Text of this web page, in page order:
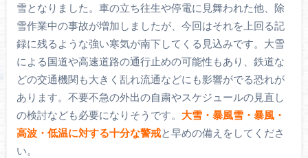
雪となりました。車の立ち往生や停電に見舞われた他、除
雪作業中の事故が増加しましたが、今回はそれを上回る記
録に残るような強い寒気が南下してくる見込みです。大雪
による国道や高速道路の通行止めの可能性もあり、鉄道な
どの交通機関も大きく乱れ流通などにも影響がでる恐れが
あります。不要不急の外出の自粛やスケジュールの見直し
の検討なども必要になりそうです。 大雪・暴風雪・暴風・
高波・低温に対する十分な警戒と早めの備えをしてくださ
い。